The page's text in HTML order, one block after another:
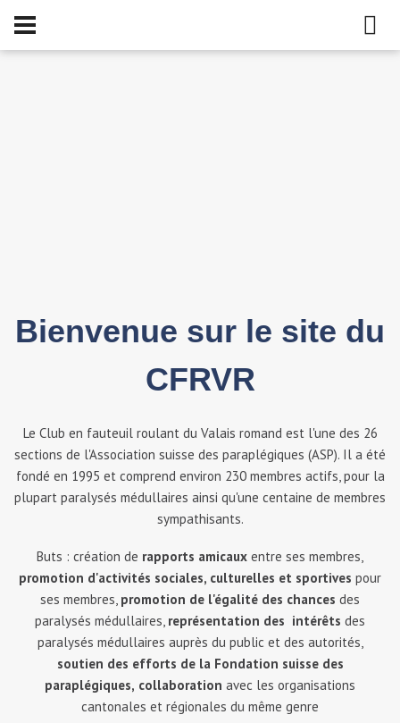
Bienvenue sur le site du
CFRVR
Le Club en fauteuil roulant du Valais romand est l'une des 26
sections de l'Association suisse des paraplégiques (ASP). Il a été
fondé en 1995 et comprend environ 230 membres actifs, pour la
plupart paralysés médullaires ainsi qu'une centaine de membres
sympathisants.
Buts : création de rapports amicaux entre ses membres,
promotion d'activités sociales, culturelles et sportives pour
ses membres, promotion de l'égalité des chances des
paralysés médullaires, représentation des intérêts des
paralysés médullaires auprès du public et des autorités,
soutien des efforts de la Fondation suisse des
paraplégiques, collaboration avec les organisations
cantonales et régionales du même genre